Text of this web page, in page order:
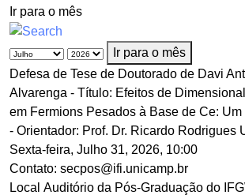
Ir para o mês
Ir para o mês
Defesa de Tese de Doutorado de Davi
Alvarenga - Título: Efeitos de
em Fermions Pesados à Base de Ce: Um
- Orientador: Prof. Dr. Ricardo Rodrigues
Sexta-feira, Julho 31, 2026, 10:00
Contato: secpos@ifi.unicamp.br
Local Auditório da Pós-Graduação do